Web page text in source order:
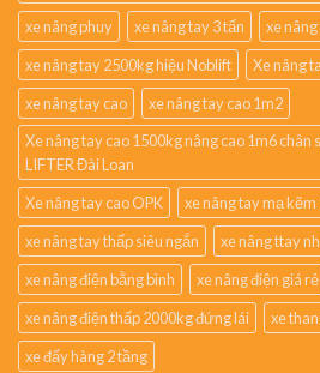
xe nâng phuy
xe nâng tay 3 tấn
xe
xe nâng tay 2500kg hiệu Noblift
Xe nâng
xe nâng tay cao
xe nâng tay cao 1m2
Xe nâng tay cao 1500kg nâng cao 1m6
LIFTER Đài Loan
Xe nâng tay cao OPK
xe nâng tay mạ
xe nâng tay thấp siêu ngắn
xe nâng ttay
xe nâng điện bằng bình
xe nâng điện giá rẻ
xe nâng điện thấp 2000kg đứng lái
xe
xe đẩy hàng 2 tầng